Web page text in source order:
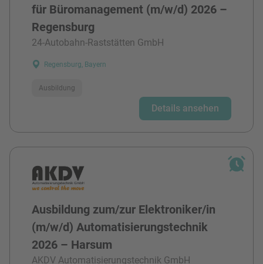
für Büromanagement (m/w/d) 2026 –
Regensburg
24-Autobahn-Raststätten GmbH
Regensburg, Bayern
Ausbildung
Details ansehen
Ausbildung zum/zur Elektroniker/in
(m/w/d) Automatisierungstechnik
2026 – Harsum
AKDV Automatisierungstechnik GmbH